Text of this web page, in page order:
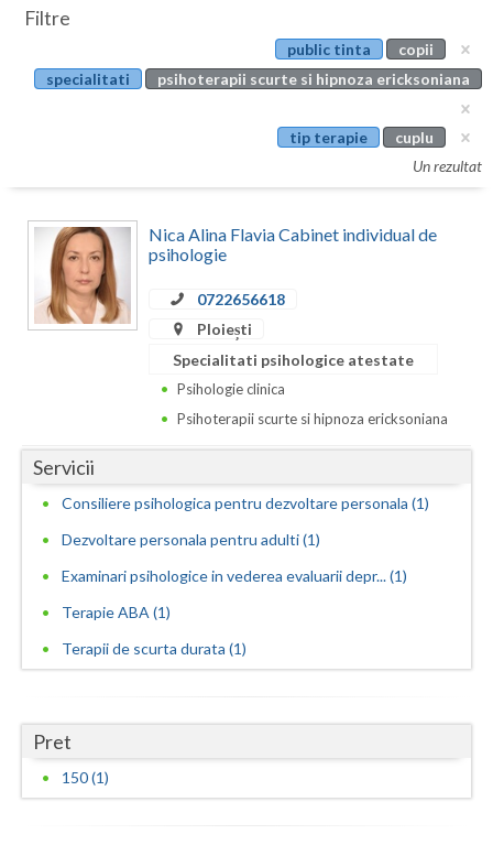
Botosani
Braila
Calarasi
Caras-Severin
Dambovita
Giurgiu
Gorj
Hunedoara
Ialomita
Articole
Filtre
public tinta
copii
specialitati
psihoterapii scurte si hipnoza ericksoniana
tip terapie
cuplu
Un rezultat
Nica Alina Flavia Cabinet individual de
psihologie
0722656618
Ploiești
Specialitati psihologice atestate
Psihologie clinica
Psihoterapii scurte si hipnoza ericksoniana
Servicii
Consiliere psihologica pentru dezvoltare personala (1)
Dezvoltare personala pentru adulti (1)
Examinari psihologice in vederea evaluarii depr... (1)
Terapie ABA (1)
Terapii de scurta durata (1)
Pret
150 (1)